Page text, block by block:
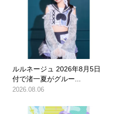
ルルネージュ 2026年8月5日
付で渚一夏がグルー...
2026.08.06